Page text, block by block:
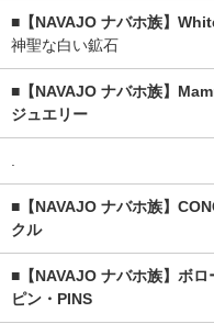
■【NAVAJO ナバホ族】
神聖な白い鉱石
■【NAVAJO ナバホ族】
ジュエリー
.
■【NAVAJO ナバホ族】
クル
■【NAVAJO ナバホ族】ボ
ピン・PINS